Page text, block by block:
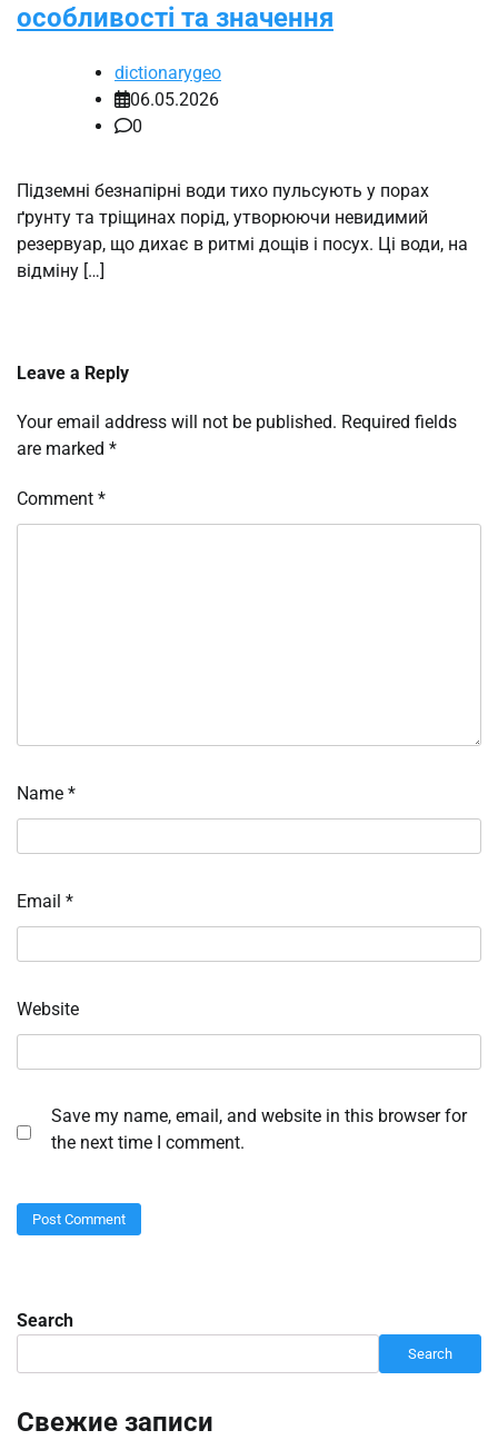
особливості та значення
dictionarygeo
06.05.2026
0
Підземні безнапірні води тихо пульсують у порах
ґрунту та тріщинах порід, утворюючи невидимий
резервуар, що дихає в ритмі дощів і посух. Ці води, на
відміну […]
Leave a Reply
Your email address will not be published. Required fields
are marked *
Comment *
Name *
Email *
Website
Save my name, email, and website in this browser for
the next time I comment.
Search
Search
Свежие записи